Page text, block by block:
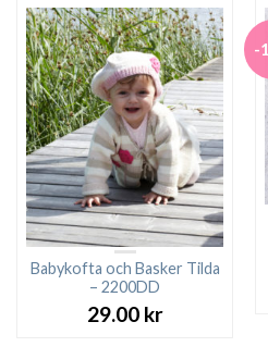
Babykofta och Basker Tilda
– 2200DD
29.00 kr
-